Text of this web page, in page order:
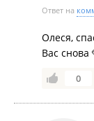
Ответ на
Олеся,
Вас снова
0